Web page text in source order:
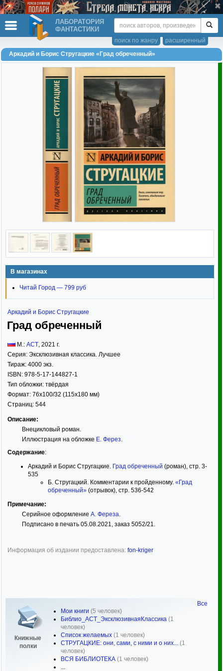
ЛАБОРАТОРИЯ
ФАНТАСТИКИ
расширенный
поиск по жанру
Аркадий и Борис Стругацкие «Град обреченный»
В магазинах
Читай Город — 799 руб
Аркадий и Борис Стругацкие
Град обреченный
М.: АСТ 2021 г.
Серия: Эксклюзивная классика. Лучшее
Тираж: 4000 экз.
ISBN: 978-5-17-144827-1
Тип обложки: твёрдая
Формат: 76x100/32 (115x180 мм)
Страниц: 544
Описание:
Внецикловый роман.
Иллюстрация на обложке Е. Ферез
Содержание:
Аркадий и Борис Стругацкие. Град обреченный (роман), стр. 3-
535
Б. Стругацкий. Комментарии к пройденному. «Град
обреченный» (отрывок), стр. 536-542
Примечание:
Серийное оформление А. Фереза
Подписано в печать 05.08.2021, заказ 5052/21.
Информация об издании предоставлена: fon-kriger
Книжные
полки
Мои книги (5 человек)
Библио_АСТ_ЭксклюзивнаяКлассика (1
человек)
Список желаемых (1 человек)
СТРУГАЦКИЕ: они, сами, с ними и о них... (1
человек)
ВСЯ БИБЛИОТЕКА (1 человек)
...
Все